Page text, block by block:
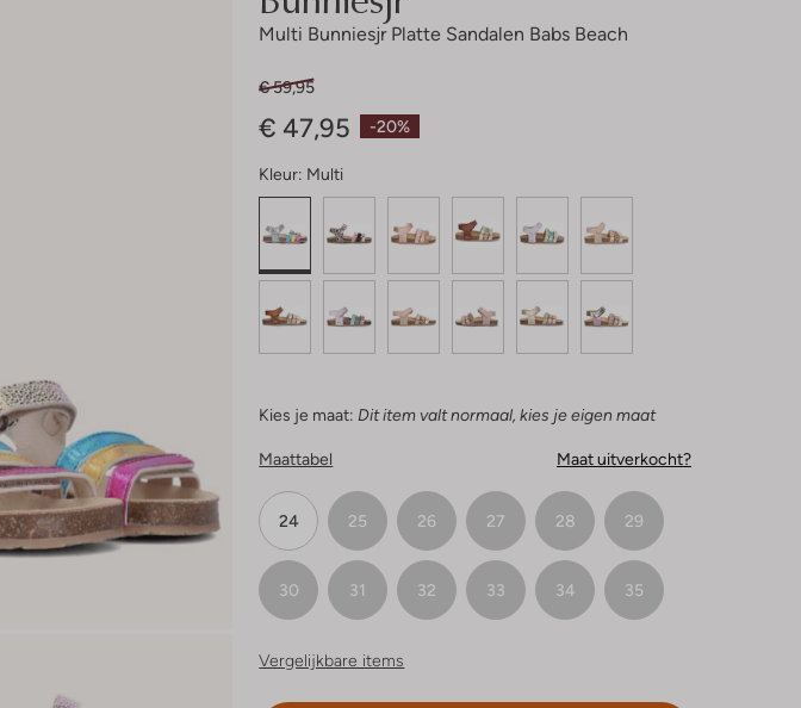
Multi Bunniesjr Platte Sandalen Babs Beach
-20%
€ 59,95
€ 47,95
Kleur: Multi
Kies je maat: Dit item valt normaal, kies je eigen maat
Maattabel Maat uitverkocht?
24 25 26 27 28 29
30 31 32 33 34 35
Vergelijkbare items